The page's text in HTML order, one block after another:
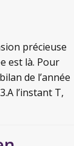
précieuse
est là. Pour
de l’année
l’instant T,